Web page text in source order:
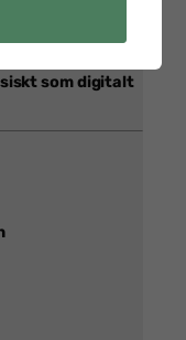
i
som digitalt